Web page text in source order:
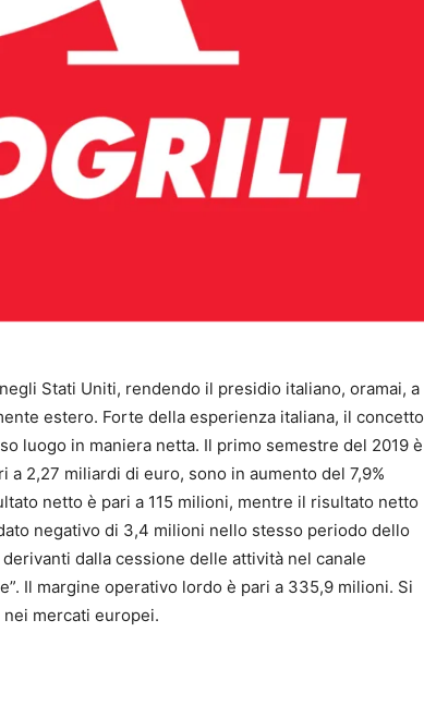
Stati Uniti, rendendo il presidio italiano, oramai, a
estero. Forte della esperienza italiana, il concetto
luogo in maniera netta. Il primo semestre del 2019 è
2,27 miliardi di euro, sono in aumento del 7,9%
netto è pari a 115 milioni, mentre il risultato netto
negativo di 3,4 milioni nello stesso periodo dello
dalla cessione delle attività nel canale
Il margine operativo lordo è pari a 335,9 milioni. Si
nei mercati europei.